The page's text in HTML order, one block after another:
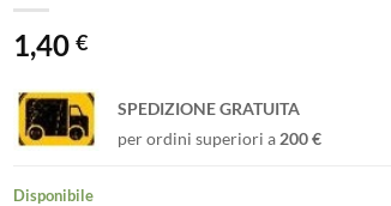
1,40€
SPEDIZIONE GRATUITA
per ordini superiori a 200 €
Disponibile